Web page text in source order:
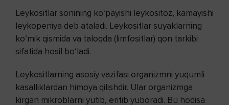
Leykositlar sonining ko‘payishi leykositoz, kamayishi
leykopeniya deb ataladi. Leykositlar suyaklarning
ko‘mik qismida va taloqda (limfositlar) qon tarkibi
sifatida hosil bo‘ladi.
Leykositlarning asosiy vazifasi organizmni yuqumli
kasalliklardan himoya qilishdir. Ular organizmga
kirgan mikroblarni yutib, eritib yuboradi. Bu hodisa